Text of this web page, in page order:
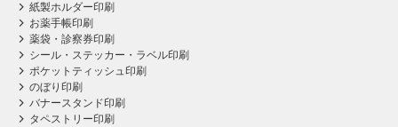
紙製ホルダー印刷
お薬手帳印刷
薬袋・診察券印刷
シール・ステッカー・ラベル印刷
ポケットティッシュ印刷
のぼり印刷
バナースタンド印刷
タペストリー印刷